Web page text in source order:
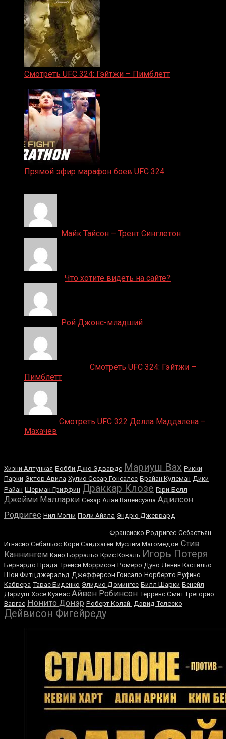
Смотреть UFC 324: Гэйтжи – Пимблетт
Прямой эфир марафон боев UFC 324
Майк Тайсон – Трент Синглетон
Что хотите видеть на сайте?
Рой Джонс-младший
Смотреть UFC 324: Гэйтжи –
Пимблетт
Смотреть UFC 322 Делла Маддалена –
Махачев
Хизни Алтункая Бобби Джо Эдвардс Мариуш Вах Рикки
Парки Эктор Авила Хулио Сесар Гонсалес Брайан Кулеман Дики
Райан Шерман Гриффин Драккар Клозе Гэри Белл
Джейми Малларки Сезар Алан Валенсуэла Адилсон
Родригес Нил Мэгни Поли Айяла Эндрю Джеррард
Франсиско Родригес Себастьян
Игнасио Себальос Кори Сандхаген Муслим Магомедов Стив
Каннингем Кайо Борральо Крис Коваль Игорь Потеря
Бернардо Прада Трейси Моррисон Ромеро Дуно Ленин Кастильо
Шон Фитцджеральд Джефферсон Гонсало Норберто Руфино
Кабрера Тарас Биденко Элидио Домингес Билл Шарки Бенейл
Дариуш Хосе Куэвас Айвен Робинсон Терренс Смит Грегорио
Варгас Нонито Донэр Роберт Колай Дэвид Телеско
Дейвисон Фигейреду